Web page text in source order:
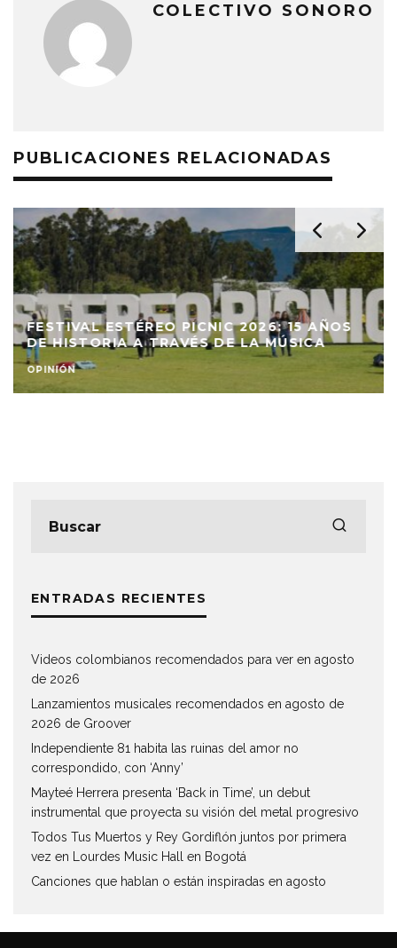
COLECTIVO SONORO
PUBLICACIONES RELACIONADAS
FESTIVAL ESTÉREO PICNIC 2026: 15 AÑOS
DE HISTORIA A TRAVÉS DE LA MÚSICA
OPINIÓN
ENTRADAS RECIENTES
Videos colombianos recomendados para ver en agosto
de 2026
Lanzamientos musicales recomendados en agosto de
2026 de Groover
Independiente 81 habita las ruinas del amor no
correspondido, con ‘Anny’
Mayteé Herrera presenta ‘Back in Time’, un debut
instrumental que proyecta su visión del metal progresivo
Todos Tus Muertos y Rey Gordiflón juntos por primera
vez en Lourdes Music Hall en Bogotá
Canciones que hablan o están inspiradas en agosto